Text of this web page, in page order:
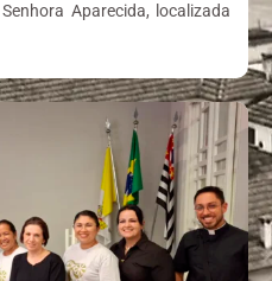
Aparecida, localizada